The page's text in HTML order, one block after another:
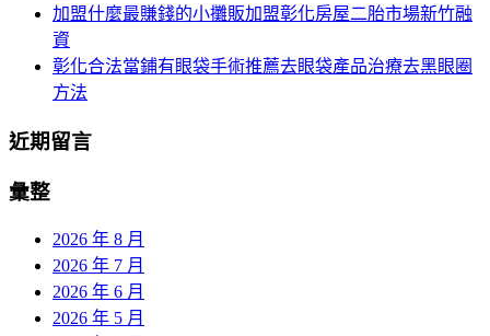
加盟什麼最賺錢的小攤販加盟彰化房屋二胎市場新竹融
資
彰化合法當鋪有眼袋手術推薦去眼袋產品治療去黑眼圈
方法
近期留言
彙整
2026 年 8 月
2026 年 7 月
2026 年 6 月
2026 年 5 月